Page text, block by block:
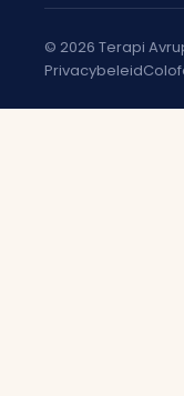
© 2026 Terapi
Privacybeleid